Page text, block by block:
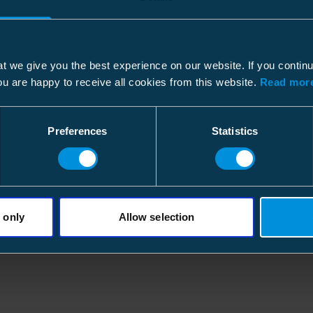
we give you the best experience on our website. If you
are happy to receive all cookies from this website. Read
Preferences Statistics
only Allow selection
ETIM Class
Forme de lame
Hauteur
Largeur
Emballage palette
Taille
constante tout au long du processus. Convient
L'outil ne laisse que 25 mm de couche semi-
pour obtenir la longueur de pelage souhaitée. Livré